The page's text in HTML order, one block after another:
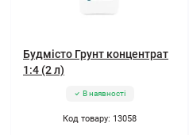
Будмісто Грунт концентрат
1:4 (2 л)
В наявності
Код товару: 13058